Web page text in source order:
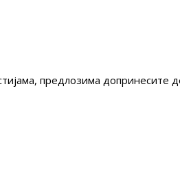
предлозима допринесите